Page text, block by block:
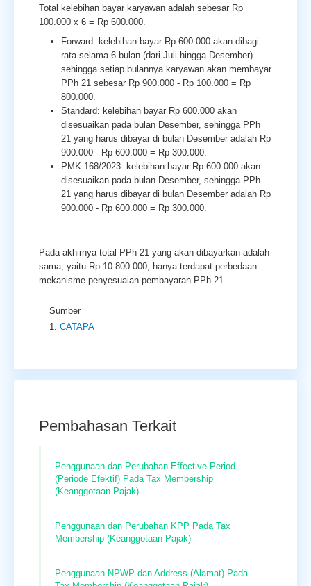
Total kelebihan bayar karyawan adalah sebesar Rp
100.000 x 6 = Rp 600.000.
Forward: kelebihan bayar Rp 600.000 akan dibagi
rata selama 6 bulan (dari Juli hingga Desember)
sehingga setiap bulannya karyawan akan membayar
PPh 21 sebesar Rp 900.000 - Rp 100.000 = Rp
800.000.
Standard: kelebihan bayar Rp 600.000 akan
disesuaikan pada bulan Desember, sehingga PPh
21 yang harus dibayar di bulan Desember adalah Rp
900.000 - Rp 600.000 = Rp 300.000.
PMK 168/2023: kelebihan bayar Rp 600.000 akan
disesuaikan pada bulan Desember, sehingga PPh
21 yang harus dibayar di bulan Desember adalah Rp
900.000 - Rp 600.000 = Rp 300.000.
Pada akhirnya total PPh 21 yang akan dibayarkan adalah
sama, yaitu Rp 10.800.000, hanya terdapat perbedaan
mekanisme penyesuaian pembayaran PPh 21.
Sumber
CATAPA
Pembahasan Terkait
Penggunaan dan Perubahan Effective Period
(Periode Efektif) Pada Tax Membership
(Keanggotaan Pajak)
Penggunaan dan Perubahan KPP Pada Tax
Membership (Keanggotaan Pajak)
Penggunaan NPWP dan Address (Alamat) Pada